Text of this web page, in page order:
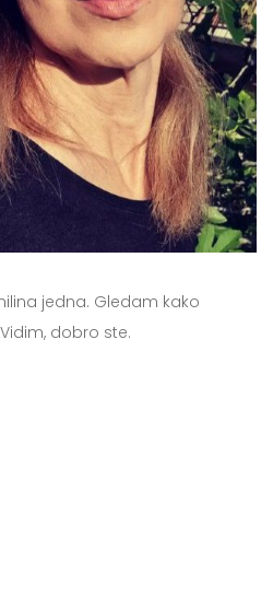
jedna. Gledam kako
dobro ste.